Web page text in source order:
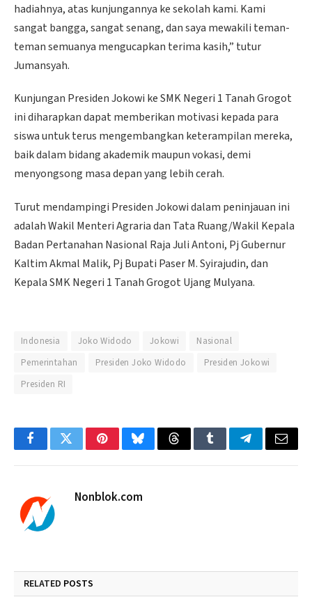
hadiahnya, atas kunjungannya ke sekolah kami. Kami
sangat bangga, sangat senang, dan saya mewakili teman-
teman semuanya mengucapkan terima kasih,” tutur
Jumansyah.
Kunjungan Presiden Jokowi ke SMK Negeri 1 Tanah Grogot
ini diharapkan dapat memberikan motivasi kepada para
siswa untuk terus mengembangkan keterampilan mereka,
baik dalam bidang akademik maupun vokasi, demi
menyongsong masa depan yang lebih cerah.
Turut mendampingi Presiden Jokowi dalam peninjauan ini
adalah Wakil Menteri Agraria dan Tata Ruang/Wakil Kepala
Badan Pertanahan Nasional Raja Juli Antoni, Pj Gubernur
Kaltim Akmal Malik, Pj Bupati Paser M. Syirajudin, dan
Kepala SMK Negeri 1 Tanah Grogot Ujang Mulyana.
Indonesia Joko Widodo Jokowi
Nasional
Pemerintahan
Presiden Joko Widodo
Presiden Jokowi
Presiden RI
FacebookTwitterPinterestBlueskyThreadsTumblrTelegramEmail
Nonblok.com
RELATED POSTS